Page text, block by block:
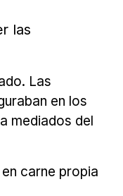
las
Las
en los
mediados del
carne propia